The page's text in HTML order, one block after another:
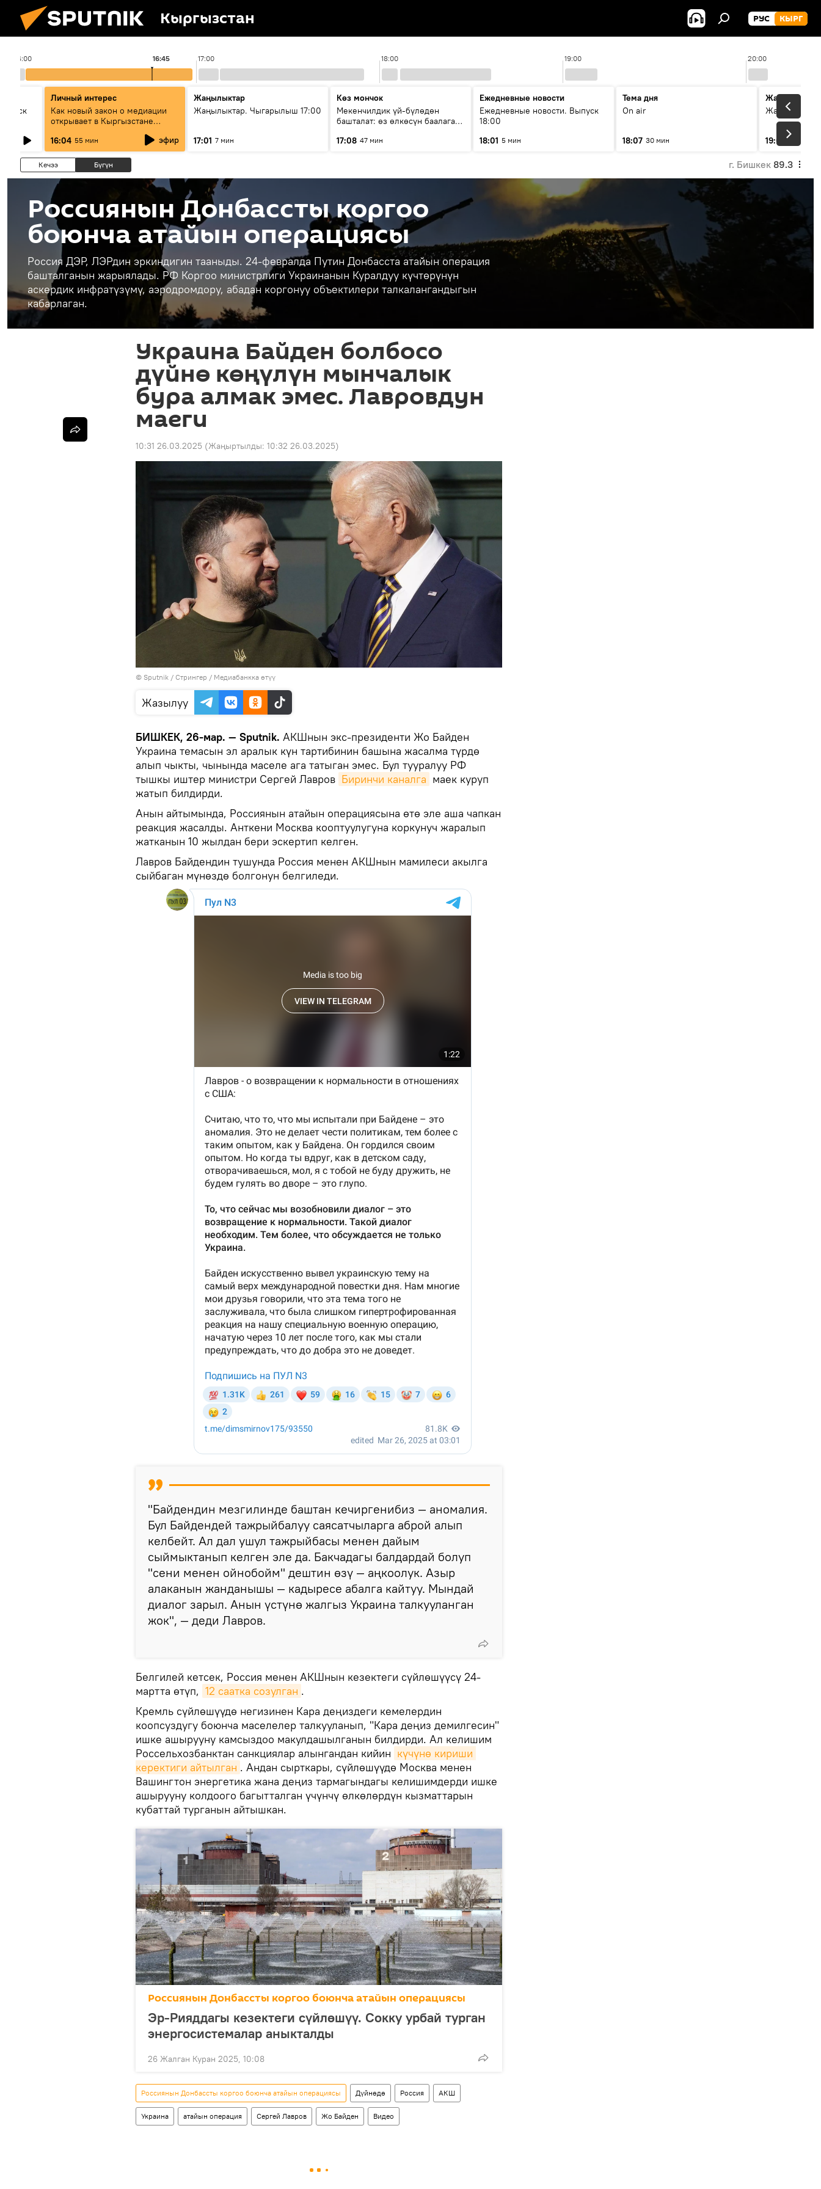
Кыргызстан РУС КЫРГ
16:00 17:00 18:00 19:00 20:00
16:45
Личный интерес
Как новый закон о медиации
открывает в Кыргызстане
16:04 55 мин эфир
Жаңылыктар
Жаңылыктар. Чыгарылыш 17:00
17:01 7 мин
Көз мончок
Мекенчилдик үй-бүлөдөн
башталат: өз өлкөсүн баалаган
керек?
17:08 47 мин
Ежедневные новости
Ежедневные новости. Выпуск
18:00
18:01 5 мин
Тема дня
On air
18:07 30 мин
Жаңылыктар
19:01 11 мин
Кечээ Бүгүн г. Бишкек 89.3
Россиянын Донбассты коргоо
боюнча атайын операциясы
Россия ДЭР, ЛЭРдин эркиндигин тааныды. 24-февралда Путин Донбасста атайын операция
башталганын жарыялады. РФ Коргоо министрлиги Украинанын Куралдуу күчтөрүнүн
аскердик инфратүзүмү, аэродромдору, абадан коргонуу объектилери талкалангандыгын
кабарлаган.
Украина Байден болбосо
дүйнө көңүлүн мынчалык
бура алмак эмес. Лавровдун
маеги
10:31 26.03.2025 (Жаңыртылды: 10:32 26.03.2025)
© Sputnik / Стрингер / Медиабанкка өтүү
Жазылуу
БИШКЕК, 26-мар. — Sputnik. АКШнын экс-президенти Жо Байден
Украина темасын эл аралык күн тартибинин башына жасалма түрдө
алып чыкты, чынында маселе ага татыган эмес. Бул тууралуу РФ
тышкы иштер министри Сергей Лавров Биринчи каналга маек куруп
жатып билдирди.
Анын айтымында, Россиянын атайын операциясына өтө эле аша чапкан
реакция жасалды. Анткени Москва кооптуулугуна коркунуч жаралып
жатканын 10 жылдан бери эскертип келген.
Лавров Байдендин тушунда Россия менен АКШнын мамилеси акылга
сыйбаган мүнөздө болгонун белгиледи.
"Байдендин мезгилинде баштан кечиргенибиз — аномалия.
Бул Байдендей тажрыйбалуу саясатчыларга аброй алып
келбейт. Ал дал ушул тажрыйбасы менен дайым
сыймыктанып келген эле да. Бакчадагы балдардай болуп
"сени менен ойнобойм" дештин өзү — аңкоолук. Азыр
алаканын жанданышы — кадыресе абалга кайтуу. Мындай
диалог зарыл. Анын үстүнө жалгыз Украина талкууланган
жок", — деди Лавров.
Белгилей кетсек, Россия менен АКШнын кезектеги сүйлөшүүсү 24-
мартта өтүп, 12 саатка созулган .
Кремль сүйлөшүүдө негизинен Кара деңиздеги кемелердин
коопсуздугу боюнча маселелер талкууланып, "Кара деңиз демилгесин"
ишке ашырууну камсыздоо макулдашылганын билдирди. Ал келишим
Россельхозбанктан санкциялар алынгандан кийин күчүнө кириши
керектиги айтылган . Андан сырткары, сүйлөшүүдө Москва менен
Вашингтон энергетика жана деңиз тармагындагы келишимдерди ишке
ашырууну колдоого багытталган үчүнчү өлкөлөрдүн кызматтарын
кубаттай турганын айтышкан.
Россиянын Донбассты коргоо боюнча атайын операциясы
Эр-Рияддагы кезектеги сүйлөшүү. Сокку урбай турган
энергосистемалар аныкталды
26 Жалган Куран 2025, 10:08
Россиянын Донбассты коргоо боюнча атайын операциясы Дүйнөдө Россия АКШ
Украина атайын операция Сергей Лавров Жо Байден Видео